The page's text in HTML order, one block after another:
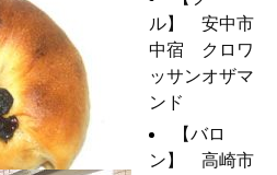
ル】 安中市
中宿 クロワ
ッサンオザマ
ンド
【バロ
ン】 高崎市